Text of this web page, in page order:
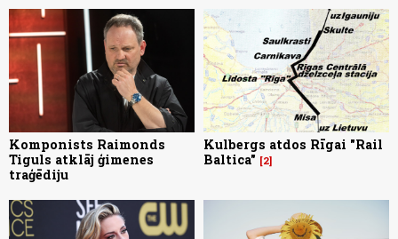
Komponists Raimonds
Tiguls atklāj ģimenes
traģēdiju
Kulbergs atdos Rīgai "Rail
Baltica"
2